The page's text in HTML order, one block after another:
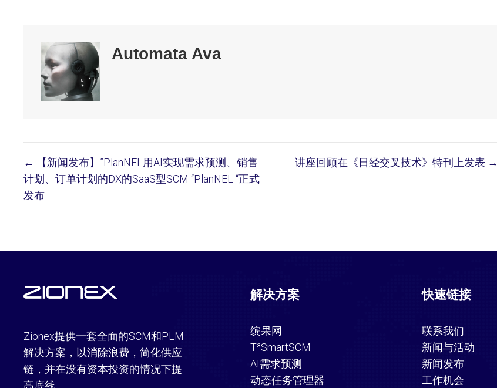
Automata Ava
Posts
navigation
← 【新闻发布】”PlanNEL用AI实现需求预测、销售
计划、订单计划的DX的SaaS型SCM “PlanNEL “正式
发布
讲座回顾在《日经交叉技术》特刊上发表 →
Zionex提供一套全面的SCM和PLM
解决方案，以消除浪费，简化供应
链，并在没有资本投资的情况下提
高底线。
解决方案
缤果网
T³SmartSCM
AI需求预测
动态任务管理器
快速链接
联系我们
新闻与活动
新闻发布
工作机会